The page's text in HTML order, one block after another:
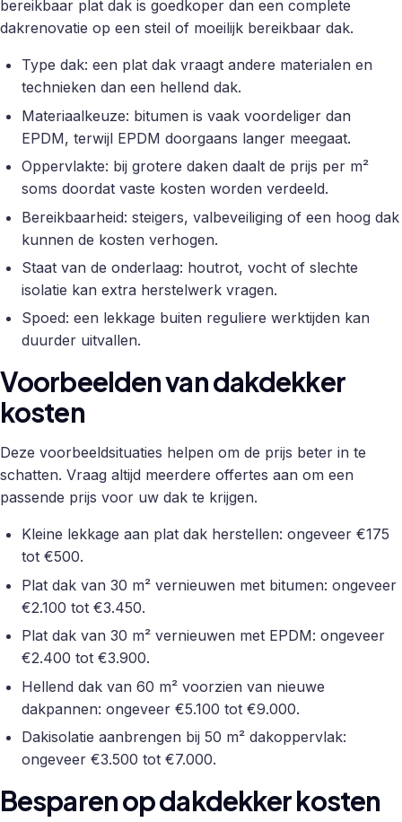
bereikbaar plat dak is goedkoper dan een complete
dakrenovatie op een steil of moeilijk bereikbaar dak.
Type dak: een plat dak vraagt andere materialen en
technieken dan een hellend dak.
Materiaalkeuze: bitumen is vaak voordeliger dan
EPDM, terwijl EPDM doorgaans langer meegaat.
Oppervlakte: bij grotere daken daalt de prijs per m²
soms doordat vaste kosten worden verdeeld.
Bereikbaarheid: steigers, valbeveiliging of een hoog dak
kunnen de kosten verhogen.
Staat van de onderlaag: houtrot, vocht of slechte
isolatie kan extra herstelwerk vragen.
Spoed: een lekkage buiten reguliere werktijden kan
duurder uitvallen.
Voorbeelden van dakdekker
kosten
Deze voorbeeldsituaties helpen om de prijs beter in te
schatten. Vraag altijd meerdere offertes aan om een
passende prijs voor uw dak te krijgen.
Kleine lekkage aan plat dak herstellen: ongeveer €175
tot €500.
Plat dak van 30 m² vernieuwen met bitumen: ongeveer
€2.100 tot €3.450.
Plat dak van 30 m² vernieuwen met EPDM: ongeveer
€2.400 tot €3.900.
Hellend dak van 60 m² voorzien van nieuwe
dakpannen: ongeveer €5.100 tot €9.000.
Dakisolatie aanbrengen bij 50 m² dakoppervlak:
ongeveer €3.500 tot €7.000.
Besparen op dakdekker kosten